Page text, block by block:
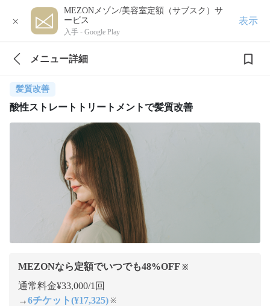
×
MEZONメゾン/美容室定額（サブスク）サ
ービス
入手 - Google Play
表示
メニュー詳細
髪質改善
酸性ストレートトリートメントで髪質改善
MEZONなら定額でいつでも48%OFF ※
通常料金¥33,000/1回
→6チケット(¥17,325) ※